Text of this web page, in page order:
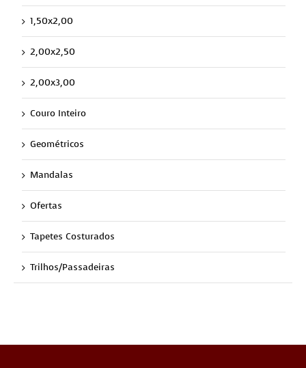
1,50x2,00
2,00x2,50
2,00x3,00
Couro Inteiro
Geométricos
Mandalas
Ofertas
Tapetes Costurados
Trilhos/Passadeiras